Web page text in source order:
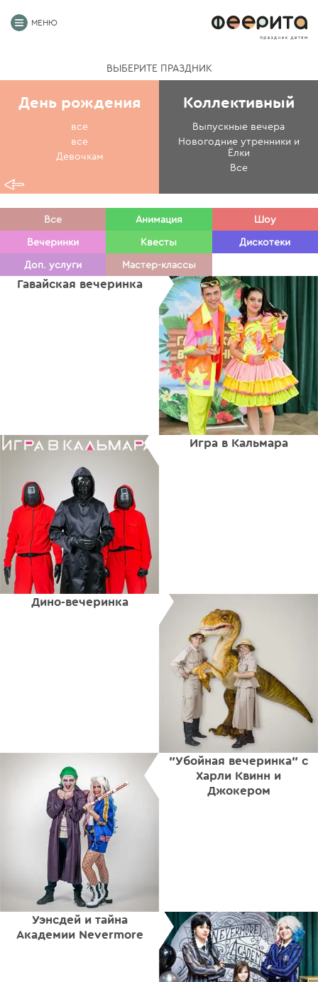
МЕНЮ
ВЫБЕРИТЕ ПРАЗДНИК
День рождения
все
все
Девочкам
Коллективный
Выпускные вечера
Новогодние утренники и
Ёлки
Все
Все Анимация
Шоу
Вечеринки
Квесты
Дискотеки
Доп. услуги
Мастер-классы
Гавайская вечеринка
Игра в Кальмара
Дино-вечеринка
"Убойная вечеринка" с
Харли Квинн и
Джокером
Уэнсдей и тайна
Академии Nevermore